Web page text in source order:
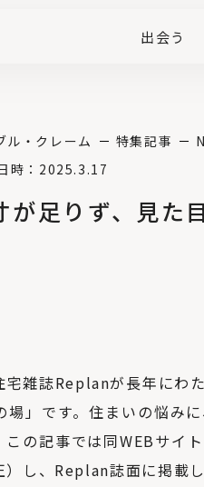
出会う
が足りず、見た
時：2025.3.17
ル・クレーム 特集記事
宅雑誌Replanが長年にわ
」です。住まいの悩み
の記事では同WEBサイ
）し、Replan誌面に掲載